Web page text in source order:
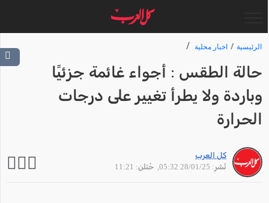
الرئيسية اخبار محلية
حالة الطقس : أجواء غائمة جزئيًا
وباردة ولا يطرأ تغيير على درجات
الحرارة
كل العرب
نُشر: 28/01/25 05:32
, حُتلن: 11:21